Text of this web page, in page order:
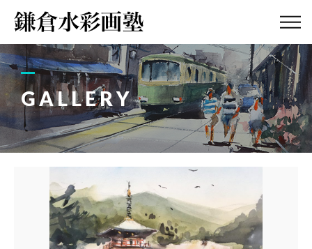
GALLERY
ABOUT
画塾紹介・
アクセス
LESSON
教室案内
作品集
PROFILE
塾長紹介